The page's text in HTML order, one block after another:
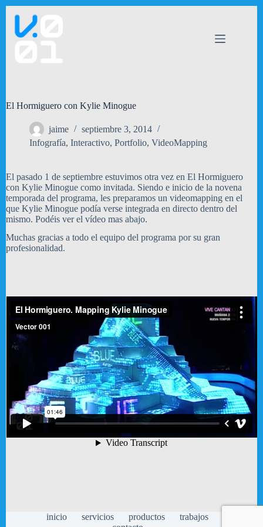
contenido
El Hormiguero con Kylie Minogue
jaime
septiembre 3, 2014
Infografía, Interactivo, Portfolio, VideoMapping
El pasado 1 de septiembre estuvimos otra vez en El Hormiguero
con Kylie Minogue como invitada. Siendo e inicio de la novena
temporada del programa, les preparamos un videomapping en el
que Kylie Minogue podía verse integrada en directo dentro del
mismo. Podéis ver el vídeo mas abajo.
Muchas gracias a todo el equipo del programa por su gran
profesionalidad.
inicio servicios productos
trabajos